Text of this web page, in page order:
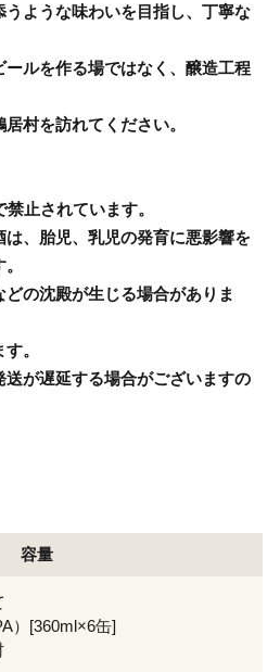
ような味わいを目指し、丁寧な
ルを作る場ではなく、醸造工程
村を訪れてください。
止されています。
、胎児、乳児の発育に悪影響を
の沈殿が生じる場合がありま
。
が遅延する場合がございますの
容量
）[360ml×6缶]